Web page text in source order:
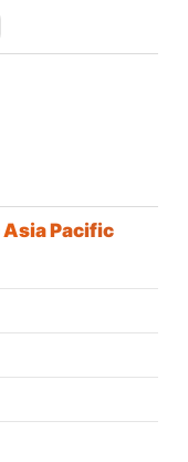
Asia Pacific